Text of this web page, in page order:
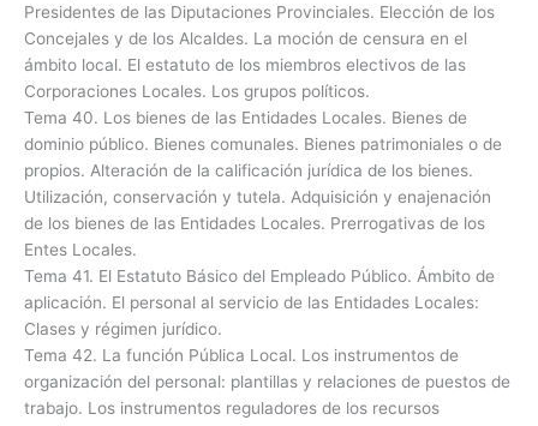
Presidentes de las Diputaciones Provinciales. Elección de los
Concejales y de los Alcaldes. La moción de censura en el
ámbito local. El estatuto de los miembros electivos de las
Corporaciones Locales. Los grupos políticos.
Tema 40. Los bienes de las Entidades Locales. Bienes de
dominio público. Bienes comunales. Bienes patrimoniales o de
propios. Alteración de la calificación jurídica de los bienes.
Utilización, conservación y tutela. Adquisición y enajenación
de los bienes de las Entidades Locales. Prerrogativas de los
Entes Locales.
Tema 41. El Estatuto Básico del Empleado Público. Ámbito de
aplicación. El personal al servicio de las Entidades Locales:
Clases y régimen jurídico.
Tema 42. La función Pública Local. Los instrumentos de
organización del personal: plantillas y relaciones de puestos de
trabajo. Los instrumentos reguladores de los recursos